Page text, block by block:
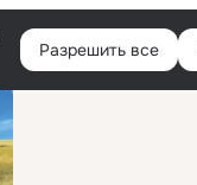
Войти
Разрешить все